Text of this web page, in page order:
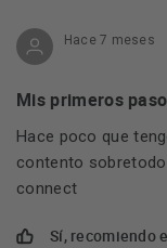
Hace 7 meses
Mis primeros
Hace poco que
contento
connect
Sí, recomiendo